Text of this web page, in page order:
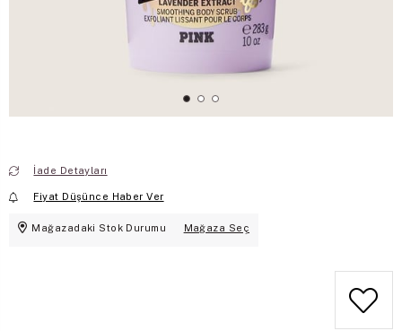
İade Detayları
Fiyat Düşünce Haber Ver
Mağazadaki Stok Durumu Mağaza Seç